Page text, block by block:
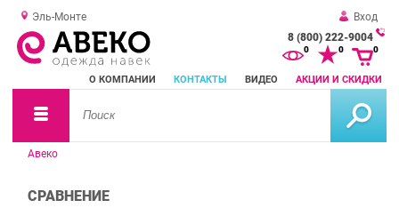
Эль-Монте
Вход
8 (800) 222-9004
О КОМПАНИИ КОНТАКТЫ ВИДЕО АКЦИИ И СКИДКИ
0 0 0
Авеко
СРАВНЕНИЕ